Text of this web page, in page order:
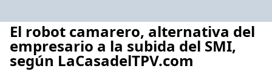
El robot camarero, alternativa del
empresario a la subida del SMI,
según LaCasadelTPV.com